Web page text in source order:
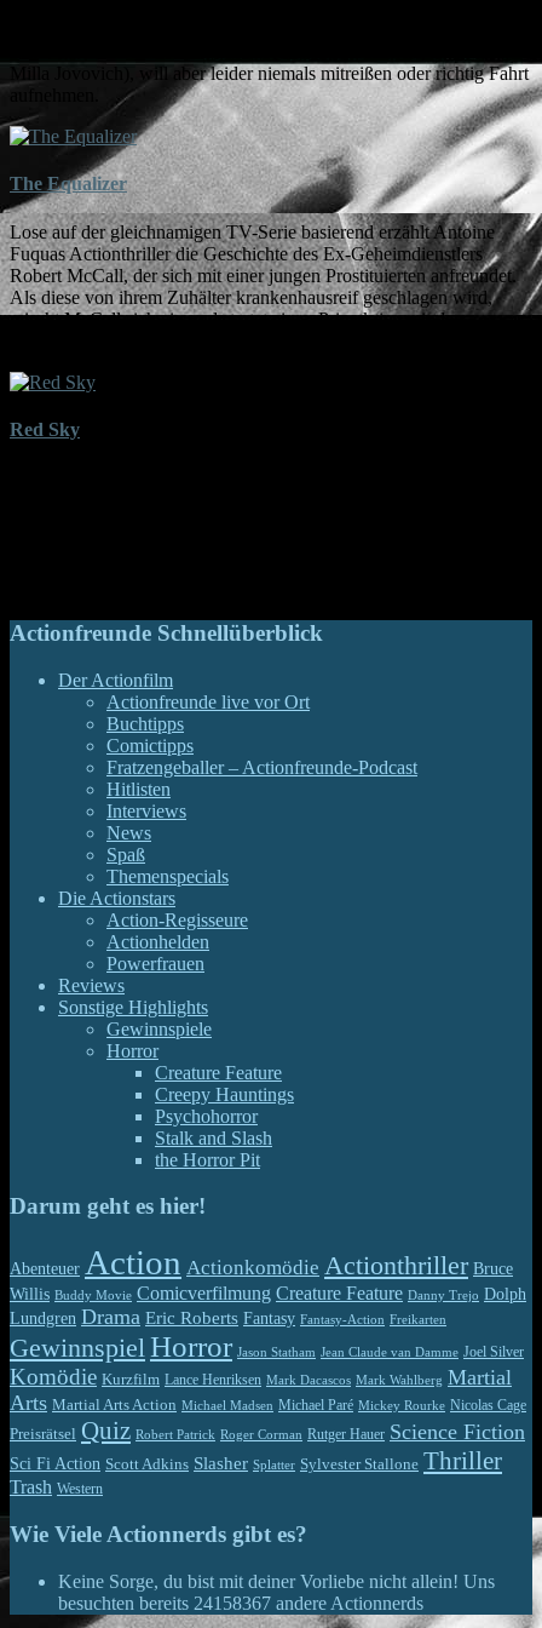
Milla Jovovich), will aber leider niemals mitreißen oder richtig Fahrt
aufnehmen.
The Equalizer
Lose auf der gleichnamigen TV-Serie basierend erzählt Antoine
Fuquas Actionthriller die Geschichte des Ex-Geheimdienstlers
Robert McCall, der sich mit einer jungen Prostituierten anfreundet.
Als diese von ihrem Zuhälter krankenhausreif geschlagen wird,
mischt McCall sich ein und startet einen Privatkrieg mit der
Red Sky
Actionfreunde Schnellüberblick
Der Actionfilm
Actionfreunde live vor Ort
Buchtipps
Comictipps
Fratzengeballer – Actionfreunde-Podcast
Hitlisten
Interviews
News
Spaß
Themenspecials
Die Actionstars
Action-Regisseure
Actionhelden
Powerfrauen
Reviews
Sonstige Highlights
Gewinnspiele
Horror
Creature Feature
Creepy Hauntings
Psychohorror
Stalk and Slash
the Horror Pit
Darum geht es hier!
Abenteuer Action Actionkomödie Actionthriller Bruce
Willis Buddy Movie Comicverfilmung Creature Feature Danny Trejo Dolph
Lundgren Drama Eric Roberts Fantasy Fantasy-Action Freikarten
GewinnspielHorror Jason Statham Jean Claude van Damme Joel Silver
Komödie Kurzfilm Lance Henriksen Mark Dacascos Mark Wahlberg Martial
Arts Martial Arts Action Michael Madsen Michael Paré Mickey Rourke Nicolas Cage
Preisrätsel Quiz Robert Patrick Roger Corman Rutger Hauer Science Fiction
Sci Fi Action Scott Adkins Slasher Splatter Sylvester Stallone Thriller
Trash Western
Wie Viele Actionnerds gibt es?
Keine Sorge, du bist mit deiner Vorliebe nicht allein! Uns
besuchten bereits 24158367 andere Actionnerds